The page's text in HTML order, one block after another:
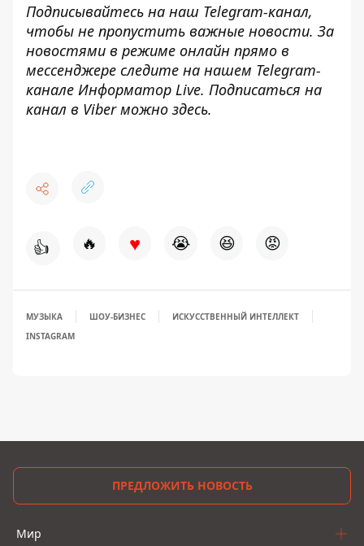
Подписывайтесь на наш Telegram-канал,
чтобы не пропустить важные новости. За
новостями в режиме онлайн прямо в
мессенджере следите на нашем Telegram-
канале Информатор Live. Подписаться на
канал в Viber можно здесь.
👍 🔥 ♥ 😭 😆 😡
МУЗЫКА ШОУ-БИЗНЕС
ИСКУССТВЕННЫЙ ИНТЕЛЛЕКТ
INSTAGRAM
ПРЕДЛОЖИТЬ НОВОСТЬ
Мир